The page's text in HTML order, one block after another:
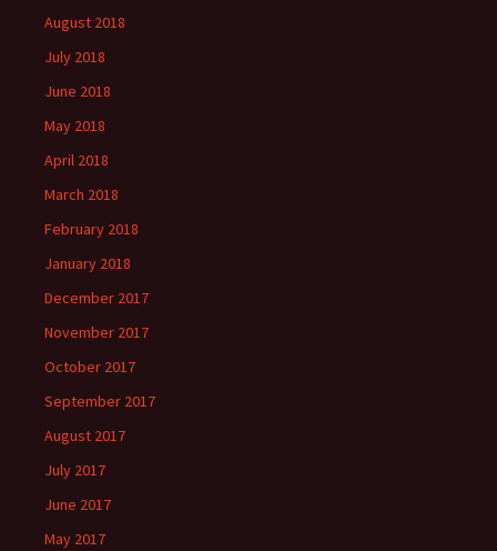
August 2018
July 2018
June 2018
May 2018
April 2018
March 2018
February 2018
January 2018
December 2017
November 2017
October 2017
September 2017
August 2017
July 2017
June 2017
May 2017